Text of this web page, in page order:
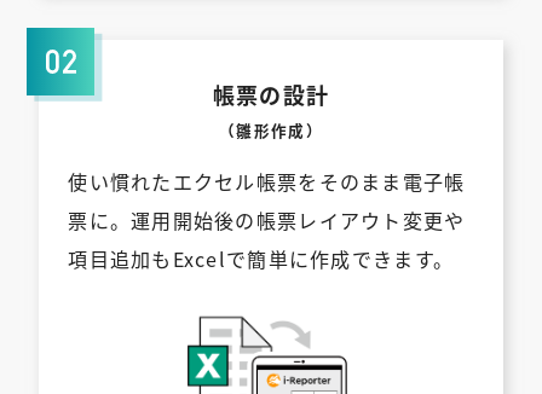
帳票の設計
（雛形作成）
使い慣れたエクセル帳票をそのまま電⼦帳
票に。運⽤開始後の帳票レイアウト変更や
項⽬追加もExcelで簡単に作成できます。